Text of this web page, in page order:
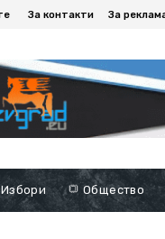
За контакти За
Избори Общество